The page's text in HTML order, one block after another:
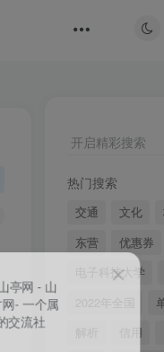
开启精彩搜索
热门搜索
交通 文化
东营
优惠券
电子科技大学
信用